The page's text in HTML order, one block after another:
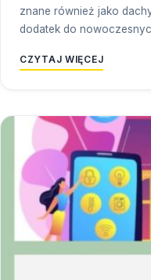
znane również jako
dodatek do
CZYTAJ WIĘCEJ